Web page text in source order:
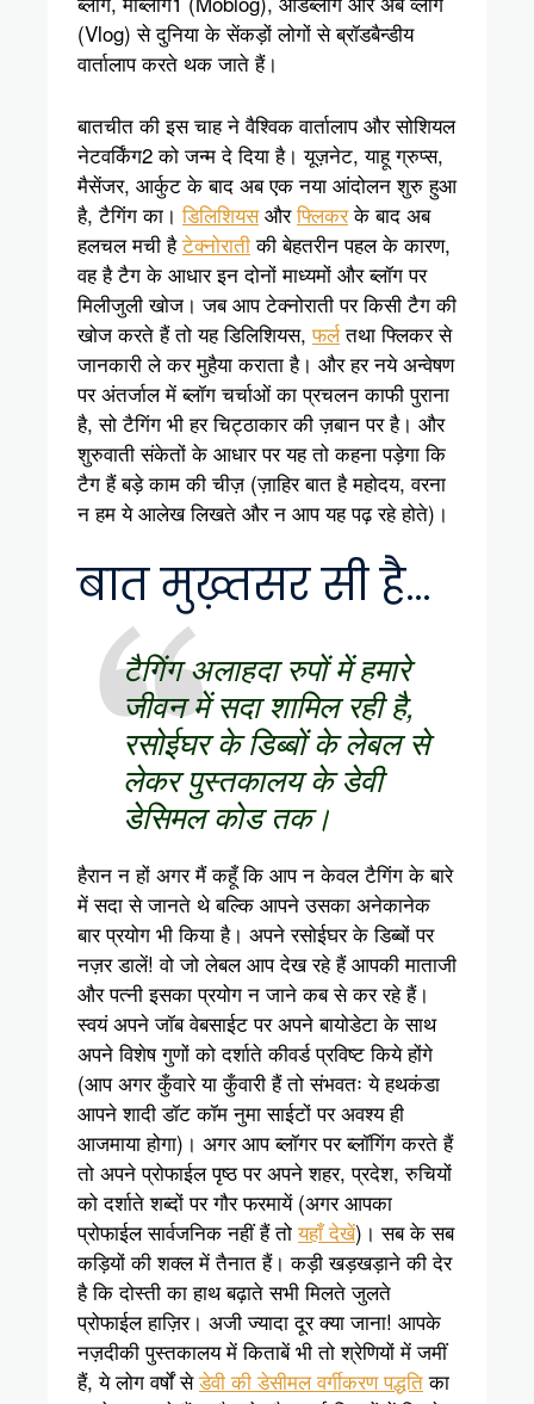
(Vlog) से दुनिया के सेंकड़ों लोगों से ब्रॉडबैन्डीय
वार्तालाप करते थक जाते हैं।
बातचीत की इस चाह ने वैश्विक वार्तालाप और सोशियल
नेटवर्किंग2को जन्म दे दिया है। यूज़नेट, याहू ग्रुप्स,
मैसेंजर, आर्कुट के बाद अब एक नया आंदोलन शुरु हुआ
है, टैगिंग का।डिलिशियसऔरफ्लिकरके बाद अब
हलचल मची हैटेक्नोरातीकी बेहतरीन पहल के कारण,
वह है टैग के आधार इन दोनों माध्यमों और ब्लॉग पर
मिलीजुली खोज। जब आप टेक्नोराती पर किसी टैग की
खोज करते हैं तो यह डिलिशियस,फर्लतथा फ्लिकर से
जानकारी ले कर मुहैया कराता है। और हर नये अन्वेषण
पर अंतर्जाल में ब्लॉग चर्चाओं का प्रचलन काफी पुराना
है, सो टैगिंग भी हर चिट्ठाकार की ज़बान पर है। और
शुरुवाती संकेतों के आधार पर यह तो कहना पड़ेगा कि
टैग हैं बड़े काम की चीज़ (ज़ाहिर बात है महोदय, वरना
न हम ये आलेख लिखते और न आप यह पढ़ रहे होते)।
बात मुख़्तसर सी है…
टैगिंग अलाहदा रुपों में हमारे
जीवन में सदा शामिल रही है,
रसोईघर के डिब्बों के लेबल से
लेकर पुस्तकालय के डेवी
डेसिमल कोड तक।
हैरान न हों अगर मैं कहूँ कि आप न केवल टैगिंग के बारे
में सदा से जानते थे बल्कि आपने उसका अनेकानेक
बार प्रयोग भी किया है। अपने रसोईघर के डिब्बों पर
नज़र डालें! वो जो लेबल आप देख रहे हैं आपकी माताजी
और पत्नी इसका प्रयोग न जाने कब से कर रहे हैं।
स्वयं अपने जॉब वेबसाईट पर अपने बायोडेटा के साथ
अपने विशेष गुणों को दर्शाते कीवर्ड प्रविष्ट किये होंगे
(आप अगर कुँवारे या कुँवारी हैं तो संभवतः ये हथकंडा
आपने शादी डॉट कॉम नुमा साईटों पर अवश्य ही
आजमाया होगा)। अगर आप ब्लॉगर पर ब्लॉगिंग करते हैं
तो अपने प्रोफाईल पृष्ठ पर अपने शहर, प्रदेश, रुचियों
को दर्शाते शब्दों पर गौर फरमायें (अगर आपका
प्रोफाईल सार्वजनिक नहीं हैं तोयहाँ देखें)। सब के सब
कड़ियों की शक्ल में तैनात हैं। कड़ी खड़खड़ाने की देर
है कि दोस्ती का हाथ बढ़ाते सभी मिलते जुलते
प्रोफाईल हाज़िर। अजी ज्यादा दूर क्या जाना! आपके
नज़दीकी पुस्तकालय में किताबें भी तो श्रेणियों में जमीं
हैं, ये लोग वर्षों सेडेवी की डेसीमल वर्गीकरण पद्धतिका